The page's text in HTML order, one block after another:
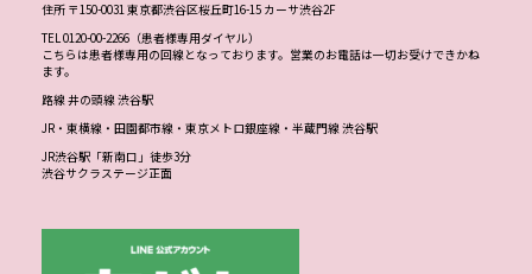
住所 〒150-0031 東京都渋谷区桜丘町16-15 カーサ渋谷2F
TEL 0120-00-2266（患者様専用ダイヤル）
こちらは患者様専用の回線となっております。営業のお電話は一切お受けできかね
ます。
路線 井の頭線 渋谷駅
JR・東横線・田園都市線・東京メトロ銀座線・半蔵門線 渋谷駅
JR渋谷駅「新南口」徒歩3分
渋谷サクラステージ正面